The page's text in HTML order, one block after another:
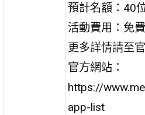
預計名額：40
活動費用：免費
更多詳情請至
官方網站：
https://
app-list